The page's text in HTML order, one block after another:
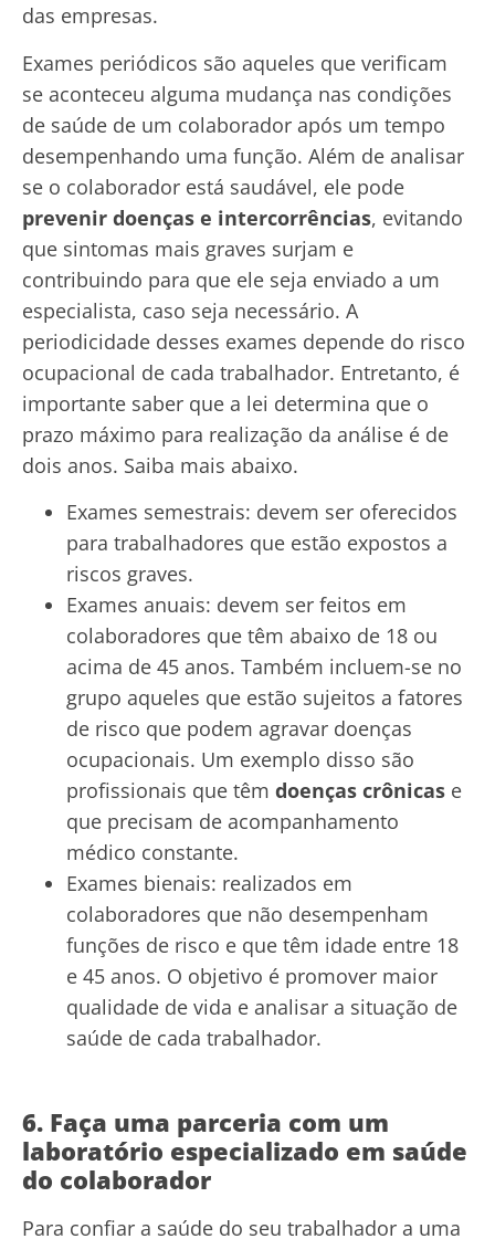
das empresas.
Exames periódicos são aqueles que verificam
se aconteceu alguma mudança nas condições
de saúde de um colaborador após um tempo
desempenhando uma função. Além de analisar
se o colaborador está saudável, ele pode
prevenir doenças e intercorrências, evitando
que sintomas mais graves surjam e
contribuindo para que ele seja enviado a um
especialista, caso seja necessário. A
periodicidade desses exames depende do risco
ocupacional de cada trabalhador. Entretanto, é
importante saber que a lei determina que o
prazo máximo para realização da análise é de
dois anos. Saiba mais abaixo.
Exames semestrais: devem ser oferecidos
para trabalhadores que estão expostos a
riscos graves.
Exames anuais: devem ser feitos em
colaboradores que têm abaixo de 18 ou
acima de 45 anos. Também incluem-se no
grupo aqueles que estão sujeitos a fatores
de risco que podem agravar doenças
ocupacionais. Um exemplo disso são
profissionais que têm doenças crônicas e
que precisam de acompanhamento
médico constante.
Exames bienais: realizados em
colaboradores que não desempenham
funções de risco e que têm idade entre 18
e 45 anos. O objetivo é promover maior
qualidade de vida e analisar a situação de
saúde de cada trabalhador.
6. Faça uma parceria com um
laboratório especializado em saúde
do colaborador
Para confiar a saúde do seu trabalhador a uma